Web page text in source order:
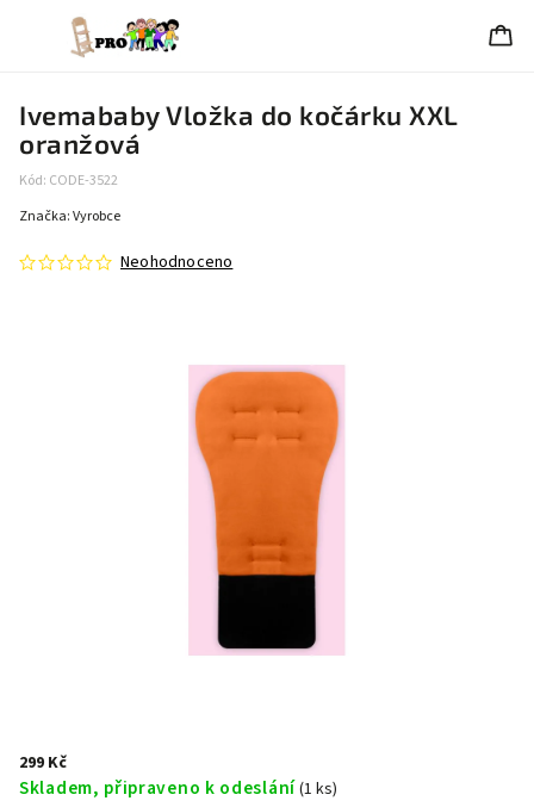
Ivemababy Vložka do kočárku XXL
oranžová
Kód: CODE-3522
Neohodnoceno
Značka:Vyrobce
299 Kč
Skladem, připraveno k odeslání(1 ks)